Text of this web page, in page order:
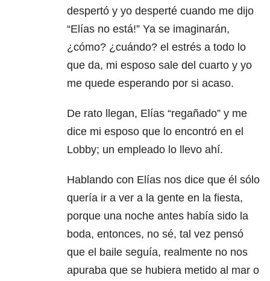
despertó y yo desperté cuando me dijo
“Elías no está!” Ya se imaginarán,
¿cómo? ¿cuándo? el estrés a todo lo
que da, mi esposo sale del cuarto y yo
me quede esperando por si acaso.
De rato llegan, Elías “regañado” y me
dice mi esposo que lo encontró en el
Lobby; un empleado lo llevo ahí.
Hablando con Elías nos dice que él sólo
quería ir a ver a la gente en la fiesta,
porque una noche antes había sido la
boda, entonces, no sé, tal vez pensó
que el baile seguía, realmente no nos
apuraba que se hubiera metido al mar o